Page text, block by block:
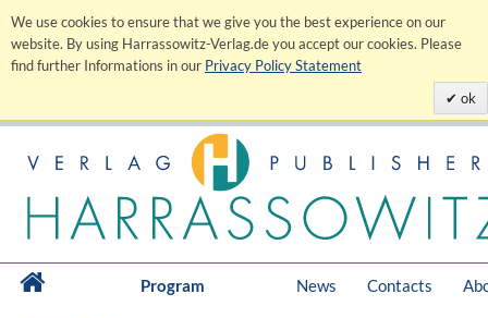
We use cookies to ensure that we give you the best experience on our
website. By using Harrassowitz-Verlag.de you accept our cookies. Please
find further Informations in our Privacy Policy Statement
ok
Program News Contacts